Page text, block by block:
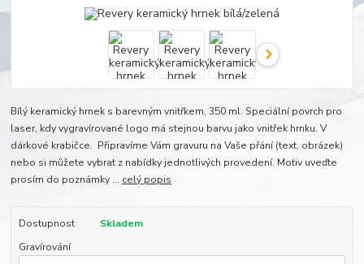
Bílý keramický hrnek s barevným vnitřkem, 350 ml. Speciální povrch pro
laser, kdy vygravírované logo má stejnou barvu jako vnitřek hrnku. V
dárkové krabičce. Připravíme Vám gravuru na Vaše přání (text, obrázek)
nebo si můžete vybrat z nabídky jednotlivých provedení. Motiv uveďte
prosím do poznámky ... celý popis
Dostupnost
Skladem
Gravírování